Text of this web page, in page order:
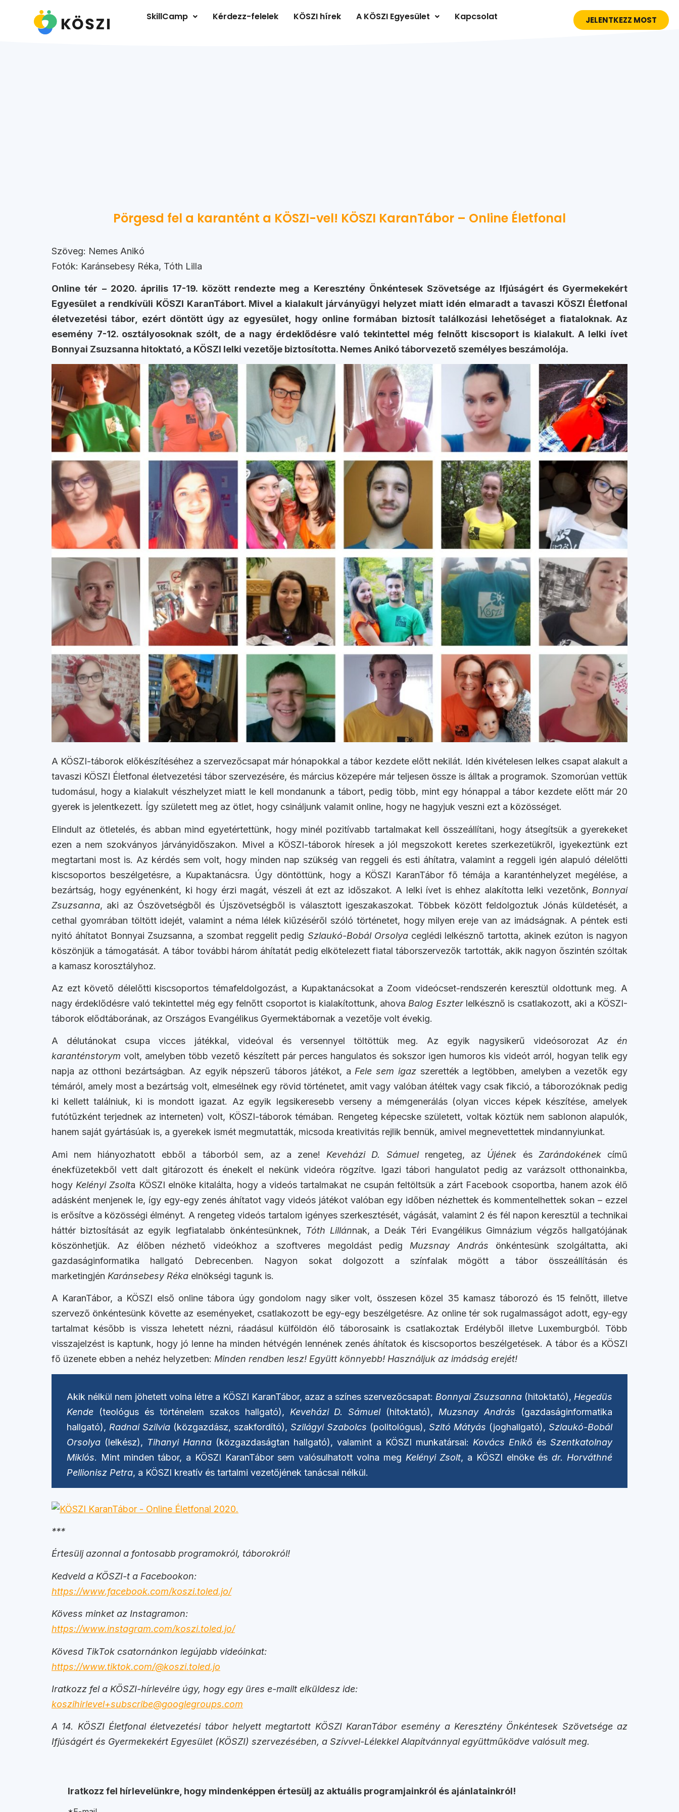
SkillCamp Kérdezz-felelek KÖSZI hírek A KÖSZI Egyesület Kapcsolat JELENTKEZZ MOST
Pörgesd fel a karantént a KÖSZI-vel! KÖSZI KaranTábor – Online Életfonal
Szöveg: Nemes Anikó
Fotók: Karánsebesy Réka, Tóth Lilla
Online tér – 2020. április 17-19. között rendezte meg a Keresztény Önkéntesek Szövetsége az Ifjúságért és Gyermekekért
Egyesület a rendkívüli KÖSZI KaranTábort. Mivel a kialakult járványügyi helyzet miatt idén elmaradt a tavaszi KÖSZI Életfonal
életvezetési tábor, ezért döntött úgy az egyesület, hogy online formában biztosít találkozási lehetőséget a fiataloknak. Az
esemény 7-12. osztályosoknak szólt, de a nagy érdeklődésre való tekintettel még felnőtt kiscsoport is kialakult. A lelki ívet
Bonnyai Zsuzsanna hitoktató, a KÖSZI lelki vezetője biztosította. Nemes Anikó táborvezető személyes beszámolója.
A KÖSZI-táborok előkészítéséhez a szervezőcsapat már hónapokkal a tábor kezdete előtt nekilát. Idén kivételesen lelkes csapat alakult a
tavaszi KÖSZI Életfonal életvezetési tábor szervezésére, és március közepére már teljesen össze is álltak a programok. Szomorúan vettük
tudomásul, hogy a kialakult vészhelyzet miatt le kell mondanunk a tábort, pedig több, mint egy hónappal a tábor kezdete előtt már 20
gyerek is jelentkezett. Így született meg az ötlet, hogy csináljunk valamit online, hogy ne hagyjuk veszni ezt a közösséget.
Elindult az ötletelés, és abban mind egyetértettünk, hogy minél pozitívabb tartalmakat kell összeállítani, hogy átsegítsük a gyerekeket
ezen a nem szokványos járványidőszakon. Mivel a KÖSZI-táborok híresek a jól megszokott keretes szerkezetükről, igyekeztünk ezt
megtartani most is. Az kérdés sem volt, hogy minden nap szükség van reggeli és esti áhítatra, valamint a reggeli igén alapuló délelőtti
kiscsoportos beszélgetésre, a Kupaktanácsra. Úgy döntöttünk, hogy a KÖSZI KaranTábor fő témája a karanténhelyzet megélése, a
bezártság, hogy egyénenként, ki hogy érzi magát, vészeli át ezt az időszakot. A lelki ívet is ehhez alakította lelki vezetőnk, Bonnyai
Zsuzsanna, aki az Ószövetségből és Újszövetségből is választott igeszakaszokat. Többek között feldolgoztuk Jónás küldetését, a
cethal gyomrában töltött idejét, valamint a néma lélek kiűzéséről szóló történetet, hogy milyen ereje van az imádságnak. A péntek esti
nyitó áhítatot Bonnyai Zsuzsanna, a szombat reggelit pedig Szlaukó-Bobál Orsolyaceglédi lelkésznő tartotta, akinek ezúton is nagyon
köszönjük a támogatását. A tábor további három áhítatát pedig elkötelezett fiatal táborszervezők tartották, akik nagyon őszintén szóltak
a kamasz korosztályhoz.
Az ezt követő délelőtti kiscsoportos témafeldolgozást, a Kupaktanácsokat a Zoom videócset-rendszerén keresztül oldottunk meg. A
nagy érdeklődésre való tekintettel még egy felnőtt csoportot is kialakítottunk, ahova Balog Eszterlelkésznő is csatlakozott, aki a KÖSZI-
táborok elődtáborának, az Országos Evangélikus Gyermektábornak a vezetője volt évekig.
A délutánokat csupa vicces játékkal, videóval és versennyel töltöttük meg. Az egyik nagysikerű videósorozatAz én
karanténstorym volt, amelyben több vezető készített pár perces hangulatos és sokszor igen humoros kis videót arról, hogyan telik egy
napja az otthoni bezártságban. Az egyik népszerű táboros játékot, aFele sem igazszerették a legtöbben, amelyben a vezetők egy
témáról, amely most a bezártság volt, elmesélnek egy rövid történetet, amit vagy valóban átéltek vagy csak fikció, a táborozóknak pedig
ki kellett találniuk, ki is mondott igazat. Az egyik legsikeresebb verseny a mémgenerálás (olyan vicces képek készítése, amelyek
futótűzként terjednek az interneten) volt, KÖSZI-táborok témában. Rengeteg képecske született, voltak köztük nem sablonon alapulók,
hanem saját gyártásúak is, a gyerekek ismét megmutatták, micsoda kreativitás rejlik bennük, amivel megnevettettek mindannyiunkat.
Ami nem hiányozhatott ebből a táborból sem, az a zene! Keveházi D. Sámuelrengeteg, az Újének és Zarándokénekcímű
énekfüzetekből vett dalt gitározott és énekelt el nekünk videóra rögzítve. Igazi tábori hangulatot pedig az varázsolt otthonainkba,
hogy Kelényi Zsolta KÖSZI elnöke kitalálta, hogy a videós tartalmakat ne csupán feltöltsük a zárt Facebook csoportba, hanem azok élő
adásként menjenek le, így egy-egy zenés áhítatot vagy videós játékot valóban egy időben nézhettek és kommentelhettek sokan – ezzel
is erősítve a közösségi élményt. A rengeteg videós tartalom igényes szerkesztését, vágását, valamint 2 és fél napon keresztül a technikai
háttér biztosítását az egyik legfiatalabb önkéntesünknek, Tóth Lillánnak, a Deák Téri Evangélikus Gimnázium végzős hallgatójának
köszönhetjük. Az élőben nézhető videókhoz a szoftveres megoldást pedig Muzsnay András önkéntesünk szolgáltatta, aki
gazdaságinformatika hallgató Debrecenben. Nagyon sokat dolgozott a színfalak mögött a tábor összeállításán és
marketingjén Karánsebesy Réka elnökségi tagunk is.
A KaranTábor, a KÖSZI első online tábora úgy gondolom nagy siker volt, összesen közel 35 kamasz táborozó és 15 felnőtt, illetve
szervező önkéntesünk követte az eseményeket, csatlakozott be egy-egy beszélgetésre. Az online tér sok rugalmasságot adott, egy-egy
tartalmat később is vissza lehetett nézni, ráadásul külföldön élő táborosaink is csatlakoztak Erdélyből illetve Luxemburgból. Több
visszajelzést is kaptunk, hogy jó lenne ha minden hétvégén lennének zenés áhítatok és kiscsoportos beszélgetések. A tábor és a KÖSZI
fő üzenete ebben a nehéz helyzetben: Minden rendben lesz! Együtt könnyebb! Használjuk az imádság erejét!
Akik nélkül nem jöhetett volna létre a KÖSZI KaranTábor, azaz a színes szervezőcsapat: Bonnyai Zsuzsanna (hitoktató), Hegedüs
Kende (teológus és történelem szakos hallgató), Keveházi D. Sámuel(hitoktató), Muzsnay András (gazdaságinformatika
hallgató), Radnai Szilvia (közgazdász, szakfordító), Szilágyi Szabolcs (politológus), Szitó Mátyás (joghallgató), Szlaukó-Bobál
Orsolya (lelkész), Tihanyi Hanna (közgazdaságtan hallgató), valamint a KÖSZI munkatársai: Kovács Enikő ésSzentkatolnay
Miklós. Mint minden tábor, a KÖSZI KaranTábor sem valósulhatott volna meg Kelényi Zsolt, a KÖSZI elnöke ésdr. Horváthné
Pellionisz Petra, a KÖSZI kreatív és tartalmi vezetőjének tanácsai nélkül.
***
Értesülj azonnal a fontosabb programokról, táborokról!
Kedveld a KÖSZI-t a Facebookon:
https://www.facebook.com/koszi.toled.jo/
Kövess minket az Instagramon:
https://www.instagram.com/koszi.toled.jo/
Kövesd TikTok csatornánkon legújabb videóinkat:
https://www.tiktok.com/@koszi.toled.jo
Iratkozz fel a KÖSZI-hírlevélre úgy, hogy egy üres e-mailt elküldesz ide:
koszihirlevel+subscribe@googlegroups.com
A 14. KÖSZI Életfonal életvezetési tábor helyett megtartott KÖSZI KaranTábor esemény a Keresztény Önkéntesek Szövetsége az
Ifjúságért és Gyermekekért Egyesület (KÖSZI) szervezésében, a Szívvel-Lélekkel Alapítvánnyal együttműködve valósult meg.
Iratkozz fel hírlevelünkre, hogy mindenképpen értesülj az aktuális programjainkról és ajánlatainkról!